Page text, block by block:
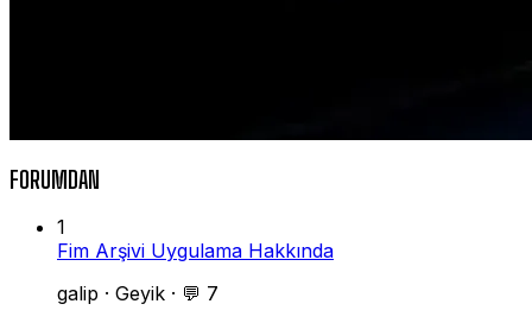
FORUMDAN
1
Fim Arşivi Uygulama Hakkında
galip · Geyik · 💬 7